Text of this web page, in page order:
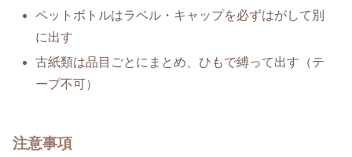
ペットボトルはラベル・キャップを必ずはがして別
に出す
古紙類は品目ごとにまとめ、ひもで縛って出す（テ
ープ不可）
注意事項